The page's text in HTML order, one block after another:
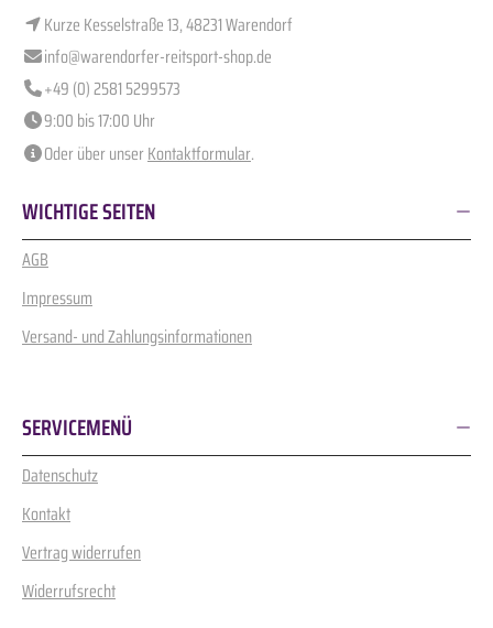
Kurze Kesselstraße 13, 48231 Warendorf
info@warendorfer-reitsport-shop.de
+49 (0) 2581 5299573
9:00 bis 17:00 Uhr
Oder über unserKontaktformular.
WICHTIGE SEITEN
AGB
Impressum
Versand- und Zahlungsinformationen
SERVICEMENÜ
Datenschutz
Kontakt
Vertrag widerrufen
Widerrufsrecht